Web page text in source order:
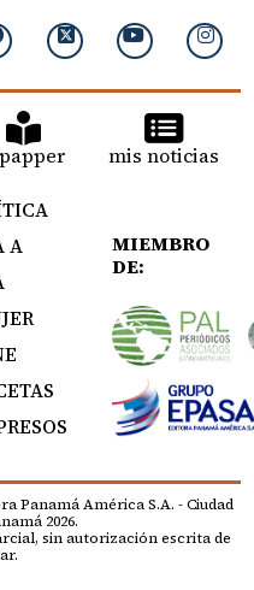
mis noticias
A
MIEMBRO
DE:
Panamá América S.A. - Ciudad
2026.
sin autorización escrita de